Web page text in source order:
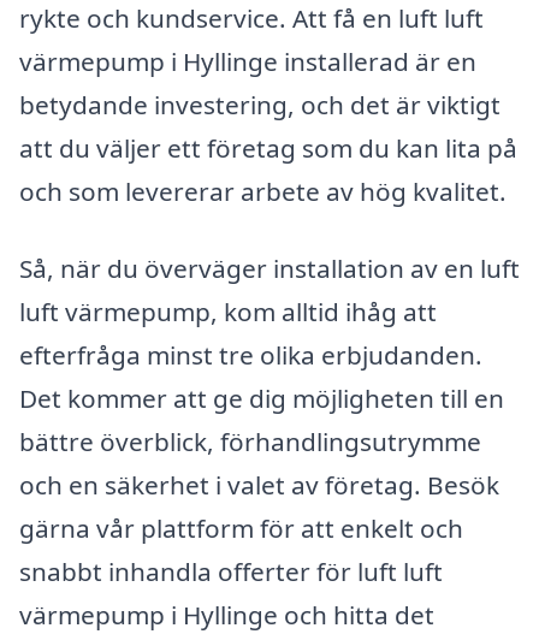
rykte och kundservice. Att få en luft luft
värmepump i Hyllinge installerad är en
betydande investering, och det är viktigt
att du väljer ett företag som du kan lita på
och som levererar arbete av hög kvalitet.
Så, när du överväger installation av en luft
luft värmepump, kom alltid ihåg att
efterfråga minst tre olika erbjudanden.
Det kommer att ge dig möjligheten till en
bättre överblick, förhandlingsutrymme
och en säkerhet i valet av företag. Besök
gärna vår plattform för att enkelt och
snabbt inhandla offerter för luft luft
värmepump i Hyllinge och hitta det